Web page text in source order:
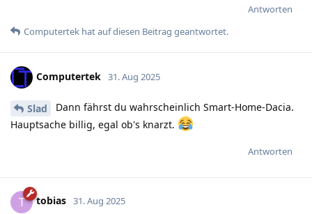
Antworten
Computertek hatauf diesen Beitrag geantwortet.
Computertek 31. Aug 2025
Slad
Dann fährst du wahrscheinlich Smart-Home-Dacia.
Hauptsache billig, egal ob's knarzt.
Antworten
T tobias 31. Aug 2025